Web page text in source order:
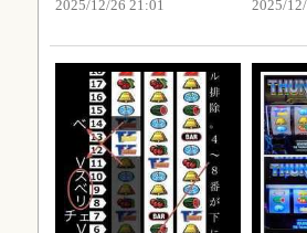
2025/12/26 21:01 2025/